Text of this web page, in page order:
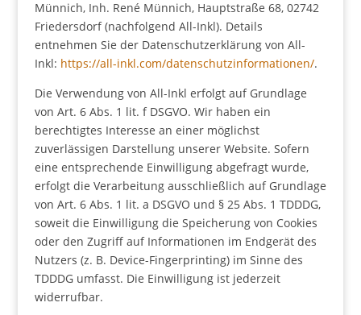
Münnich, Inh. René Münnich, Hauptstraße 68, 02742
Friedersdorf (nachfolgend All-Inkl). Details
entnehmen Sie der Datenschutzerklärung von All-
Inkl: https://all-inkl.com/datenschutzinformationen/.
Die Verwendung von All-Inkl erfolgt auf Grundlage
von Art. 6 Abs. 1 lit. f DSGVO. Wir haben ein
berechtigtes Interesse an einer möglichst
zuverlässigen Darstellung unserer Website. Sofern
eine entsprechende Einwilligung abgefragt wurde,
erfolgt die Verarbeitung ausschließlich auf Grundlage
von Art. 6 Abs. 1 lit. a DSGVO und § 25 Abs. 1 TDDDG,
soweit die Einwilligung die Speicherung von Cookies
oder den Zugriff auf Informationen im Endgerät des
Nutzers (z. B. Device-Fingerprinting) im Sinne des
TDDDG umfasst. Die Einwilligung ist jederzeit
widerrufbar.